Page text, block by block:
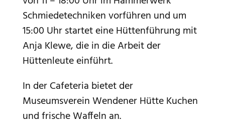
Schmiedetechniken vorführen und um
15:00 Uhr startet eine Hüttenführung mit
Anja Klewe, die in die Arbeit der
Hüttenleute einführt.
In der Cafeteria bietet der
Museumsverein Wendener Hütte Kuchen
und frische Waffeln an.